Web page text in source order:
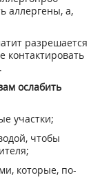
аллергены, а,
разрешается
контактировать
ослабить
участки;
чтобы
которые, по-